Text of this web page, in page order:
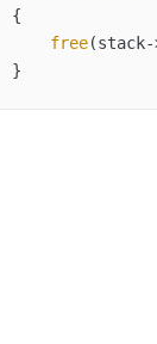
{
free(stack-
}